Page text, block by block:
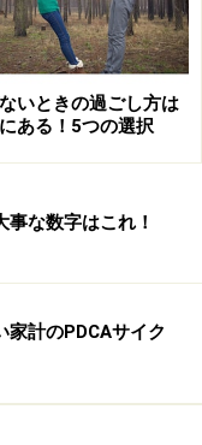
人百様です。そし
として手中に落ち
状態が「気持ちい
があるから、人は
知するのです。
ーリー
、その人がお金を
いときの過ごし方は
ある！5つの選択
な数字はこれ！
家計のPDCAサイク